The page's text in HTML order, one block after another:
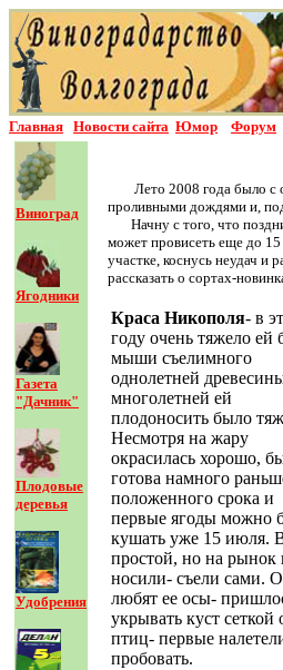
Главная Новости сайта Юмор Форум
Виноград
Ягодники
Газета
"Дачник"
Плодовые
деревья
Удобрения
Лето 2008 года было
проливными дождями и,
Начну с того, что
может провисеть еще до 15
участке, коснусь неудач и
рассказать о сортах-
Краса Никополя- в
году очень тяжело ей
мыши съелимного
однолетней
многолетней ей
плодоносить было
Несмотря на жару
окрасилась хорошо,
готова намного
положенного срока и
первые ягоды можно
кушать уже 15 июля.
простой, но на рынок
носили- съели сами.
любят ее осы-
укрывать куст сеткой
птиц- первые
пробовать.